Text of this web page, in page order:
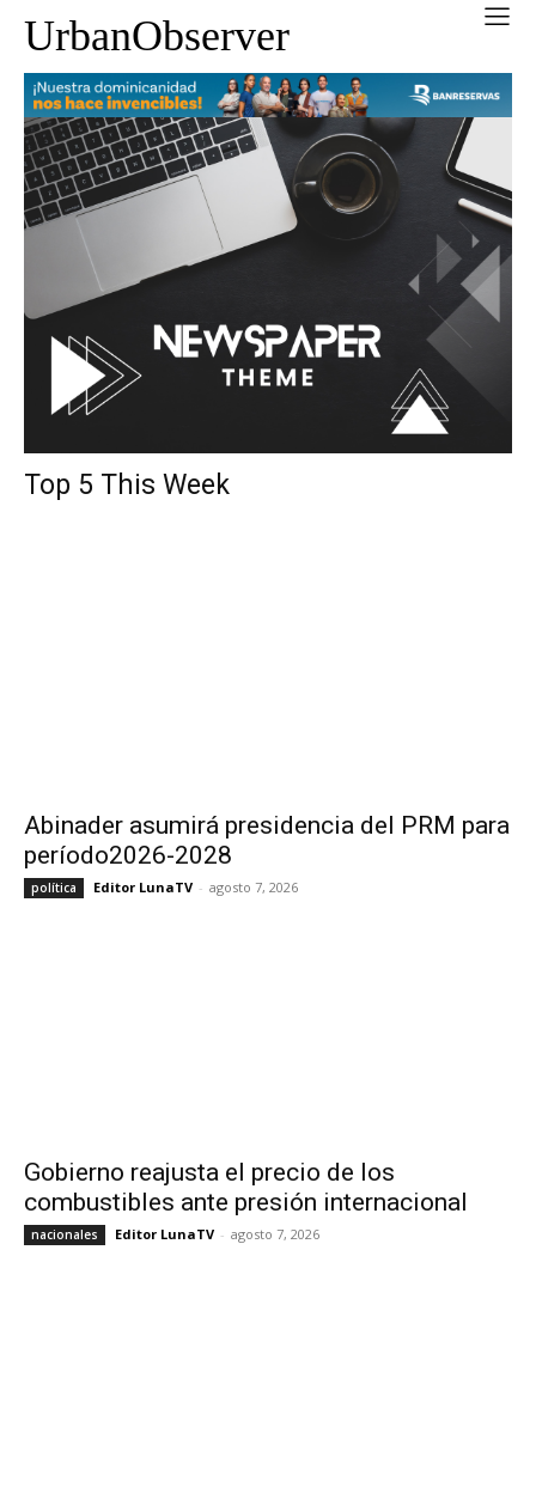
UrbanObserver
Top 5 This Week
Abinader asumirá presidencia del PRM para
período2026-2028
política Editor LunaTV - agosto 7, 2026
Gobierno reajusta el precio de los
combustibles ante presión internacional
nacionales Editor LunaTV - agosto 7, 2026